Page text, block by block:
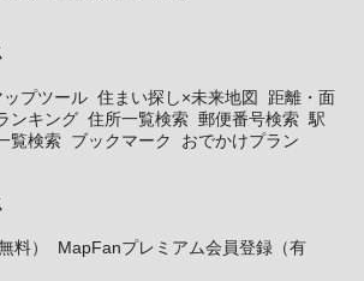
ップツール 住まい探し×未来地図
距離・面
ンキング 住所一覧検索 郵便番号検索 駅
覧検索 ブックマーク おでかけプラン
料）
MapFanプレミアム会員登録（有